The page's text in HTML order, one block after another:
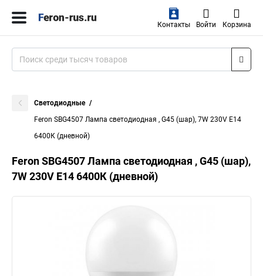
Контакты Войти Корзина
Светодиодные
Feron SBG4507 Лампа светодиодная , G45 (шар), 7W 230V E14
6400К (дневной)
Feron SBG4507 Лампа светодиодная , G45 (шар),
7W 230V E14 6400К (дневной)